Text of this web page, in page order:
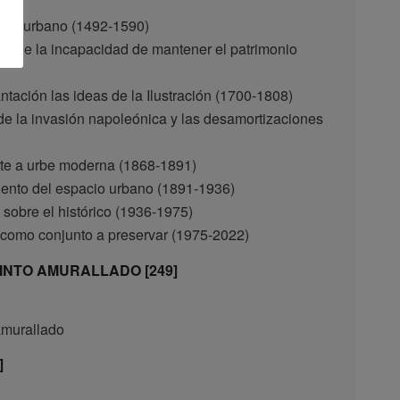
urbano (1492-1590)
de la incapacidad de mantener el patrimonio
las ideas de la Ilustración (1700-1808)
la invasión napoleónica y las desamortizaciones
a urbe moderna (1868-1891)
del espacio urbano (1891-1936)
el histórico (1936-1975)
conjunto a preservar (1975-2022)
AMURALLADO [249]